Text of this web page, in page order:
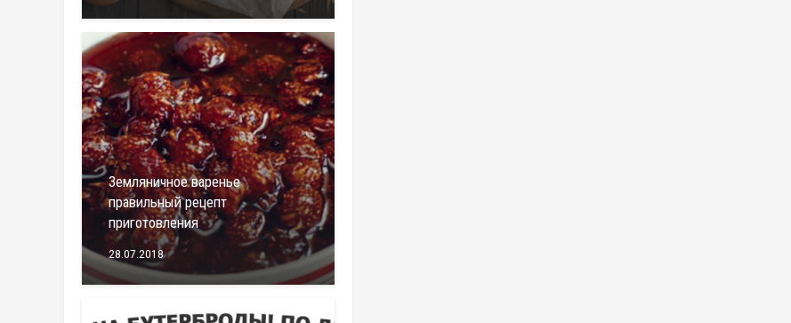
Земляничное варенье
правильный рецепт
приготовления
28.07.2018